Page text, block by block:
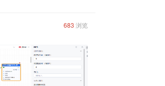
683 浏览